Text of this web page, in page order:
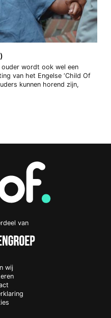
ouder wordt ook wel een
van het Engelse ‘Child Of
kunnen horend zijn,
van
wij